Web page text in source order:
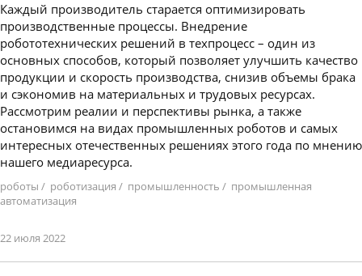
Каждый производитель старается оптимизировать
производственные процессы. Внедрение
робототехнических решений в техпроцесс – один из
основных способов, который позволяет улучшить качество
продукции и скорость производства, снизив объемы брака
и сэкономив на материальных и трудовых ресурсах.
Рассмотрим реалии и перспективы рынка, а также
остановимся на видах промышленных роботов и самых
интересных отечественных решениях этого года по мнению
нашего медиаресурса.
роботы / роботизация / промышленность / промышленная
автоматизация
22 июля 2022